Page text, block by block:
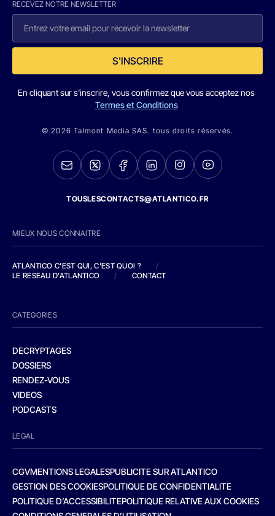
RECEVEZ NOTRE NEWSLETTER
S'INSCRIRE
En cliquant sur s'inscrire, vous confirmez que vous acceptez nos
Termes et Conditions
© 2026 Talmont Media SAS. tous droits réservés.
TOUSLESCONTACTS@ATLANTICO.FR
MIEUX NOUS CONNAITRE
ATLANTICO C'EST QUI, C'EST QUOI ?
/
LE RESEAU D'ATLANTICO
/ CONTACT
CATEGORIES
DECRYPTAGES
DOSSIERS
RENDEZ-VOUS
VIDEOS
PODCASTS
LEGAL
CGVMENTIONS LEGALESPUBLICITE SUR ATLANTICO
GESTION DES COOKIESPOLITIQUE DE CONFIDENTIALITE
POLITIQUE D’ACCESSIBILITEPOLITIQUE RELATIVE AUX COOKIES